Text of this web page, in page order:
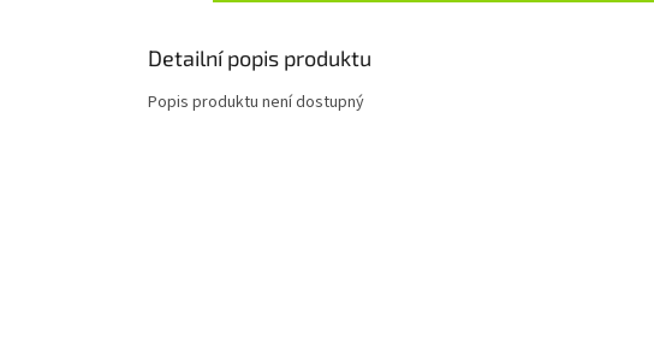
Detailní popis produktu
Popis produktu není dostupný